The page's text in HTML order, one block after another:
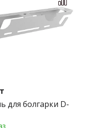
для болгарки D-